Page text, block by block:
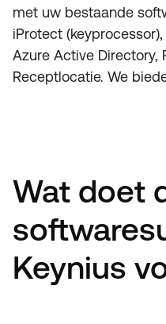
met uw bestaande
iProtect
Azure Active Directory,
Receptlocatie. We
Wat doet
Keynius